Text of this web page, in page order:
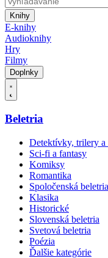
Knihy
E-knihy
Audioknihy
Hry
Filmy
Doplnky
Beletria
Detektívky, trilery a
Sci-fi a fantasy
Komiksy
Romantika
Spoločenská beletria
Klasika
Historické
Slovenská beletria
Svetová beletria
Poézia
Ďalšie kategórie